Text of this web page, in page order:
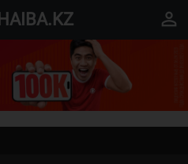
perm_identity